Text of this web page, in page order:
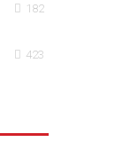
182
423